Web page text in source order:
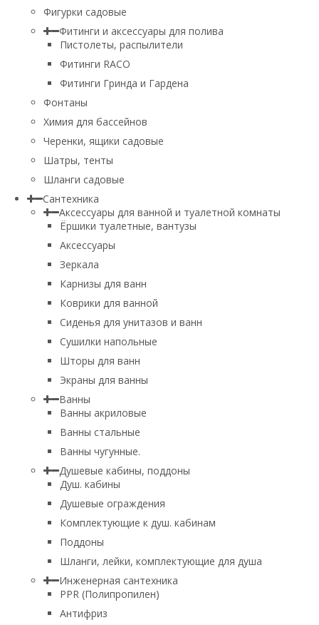
Фигурки садовые
Фитинги и аксессуары для полива
Пистолеты, распылители
Фитинги RACO
Фитинги Гринда и Гардена
Фонтаны
Химия для бассейнов
Черенки, ящики садовые
Шатры, тенты
Шланги садовые
Сантехника
Аксессуары для ванной и туалетной комнаты
Ёршики туалетные, вантузы
Аксессуары
Зеркала
Карнизы для ванн
Коврики для ванной
Сиденья для унитазов и ванн
Сушилки напольные
Шторы для ванн
Экраны для ванны
Ванны
Ванны акриловые
Ванны стальные
Ванны чугунные.
Душевые кабины, поддоны
Душ. кабины
Душевые ограждения
Комплектующие к душ. кабинам
Поддоны
Шланги, лейки, комплектующие для душа
Инженерная сантехника
PPR (Полипропилен)
Антифриз